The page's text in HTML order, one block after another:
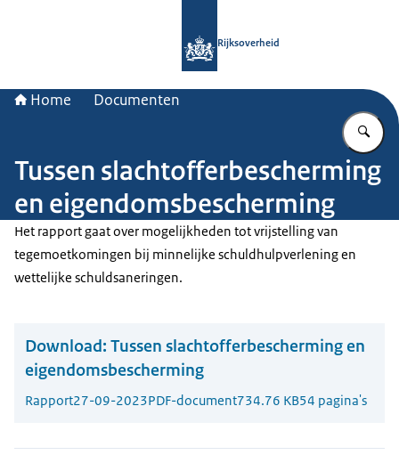
Rijksoverheid
Home Documenten
Tussen slachtofferbescherming
en eigendomsbescherming
Het rapport gaat over mogelijkheden tot vrijstelling van
tegemoetkomingen bij minnelijke schuldhulpverlening en
wettelijke schuldsaneringen.
Download: Tussen slachtofferbescherming en
eigendomsbescherming
Rapport27-09-2023PDF-document734.76 KB54 pagina's